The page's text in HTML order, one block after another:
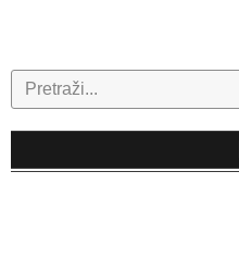
Search